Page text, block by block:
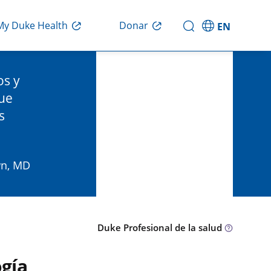
Duke Health Donar EN
y
MD
Duke Profesional de la salud